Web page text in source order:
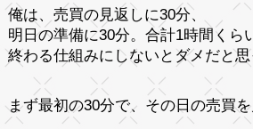
俺は、売買の見返しに30分、
明日の準備に30分。合計1時間くら
終わる仕組みにしないとダメだと思
まず最初の30分で、その日の売買を